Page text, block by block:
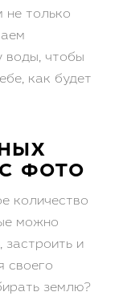
не только
воды, чтобы
как будет
ФОТО
количество
можно
застроить и
своего
землю?